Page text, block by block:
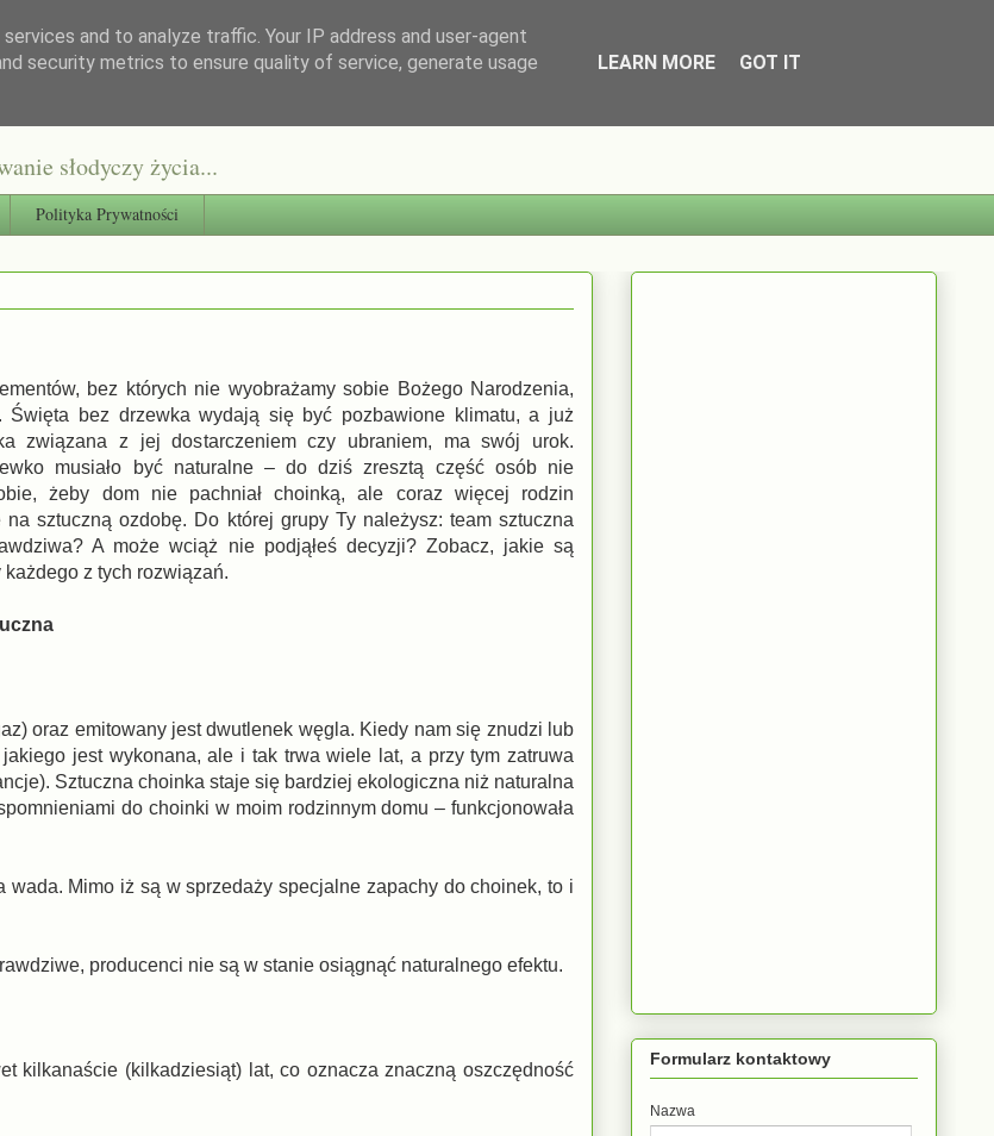
słodyczy życia...
Polityka Prywatności
bez których nie wyobrażamy sobie Bożego Narodzenia,
Święta bez drzewka wydają się być pozbawione klimatu, a już
związana z jej dostarczeniem czy ubraniem, ma swój urok.
musiało być naturalne – do dziś zresztą część osób nie
żeby dom nie pachniał choinką, ale coraz więcej rodzin
na sztuczną ozdobę. Do której grupy Ty należysz: team sztuczna
A może wciąż nie podjąłeś decyzji? Zobacz, jakie są
każdego z tych rozwiązań.
oraz emitowany jest dwutlenek węgla. Kiedy nam się znudzi lub
jest wykonana, ale i tak trwa wiele lat, a przy tym zatruwa
Sztuczna choinka staje się bardziej ekologiczna niż naturalna
do choinki w moim rodzinnym domu – funkcjonowała
Mimo iż są w sprzedaży specjalne zapachy do choinek, to i
producenci nie są w stanie osiągnąć naturalnego efektu.
kilkanaście (kilkadziesiąt) lat, co oznacza znaczną oszczędność
Formularz kontaktowy
Nazwa
and to analyze traffic. Your IP address and user-agent
security metrics to ensure quality of service, generate usage
LEARN MORE GOT IT